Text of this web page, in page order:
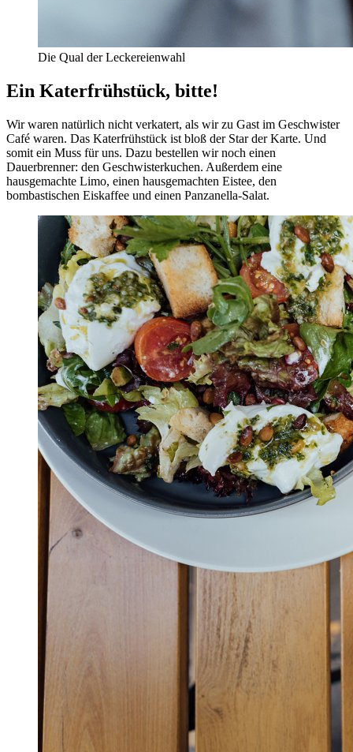
Die Qual der Leckereienwahl
Ein Katerfrühstück, bitte!
Wir waren natürlich nicht verkatert, als wir zu Gast im Geschwister
Café waren. Das Katerfrühstück ist bloß der Star der Karte. Und
somit ein Muss für uns. Dazu bestellen wir noch einen
Dauerbrenner: den Geschwisterkuchen. Außerdem eine
hausgemachte Limo, einen hausgemachten Eistee, den
bombastischen Eiskaffee und einen Panzanella-Salat.